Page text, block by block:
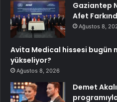
Gaziantep
Afet
Ağustos 8,
Avita Medical hissesi bugün
yükseliyor?
Ağustos 8, 2026
Demet